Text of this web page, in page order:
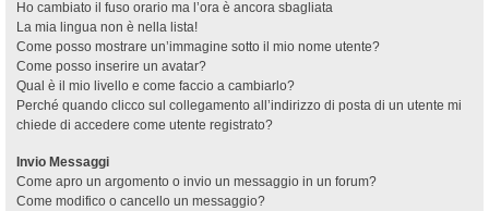
Ho cambiato il fuso orario ma l’ora è ancora sbagliata
La mia lingua non è nella lista!
Come posso mostrare un’immagine sotto il mio nome utente?
Come posso inserire un avatar?
Qual è il mio livello e come faccio a cambiarlo?
Perché quando clicco sul collegamento all’indirizzo di posta di un utente mi
chiede di accedere come utente registrato?
Invio Messaggi
Come apro un argomento o invio un messaggio in un forum?
Come modifico o cancello un messaggio?